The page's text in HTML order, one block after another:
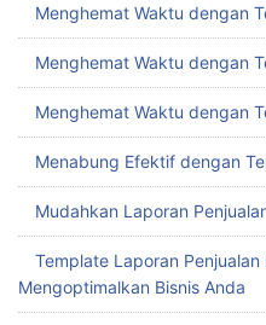
Menghemat Waktu dengan
Menghemat Waktu dengan
Menghemat Waktu dengan
Menabung Efektif dengan
Mudahkan Laporan
Template Laporan
Mengoptimalkan Bisnis Anda